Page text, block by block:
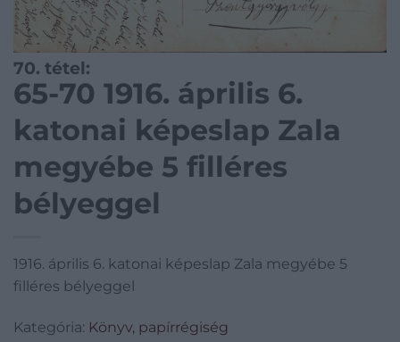
70. tétel:
65-70 1916. április 6.
katonai képeslap Zala
megyébe 5 filléres
bélyeggel
1916. április 6. katonai képeslap Zala megyébe 5
filléres bélyeggel
Kategória: Könyv, papírrégiség